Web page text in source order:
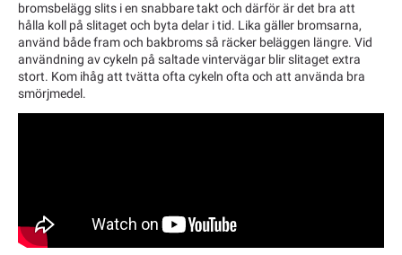
bromsbelägg slits i en snabbare takt och därför är det bra att
hålla koll på slitaget och byta delar i tid. Lika gäller bromsarna,
använd både fram och bakbroms så räcker beläggen längre. Vid
användning av cykeln på saltade vintervägar blir slitaget extra
stort. Kom ihåg att tvätta ofta cykeln ofta och att använda bra
smörjmedel.